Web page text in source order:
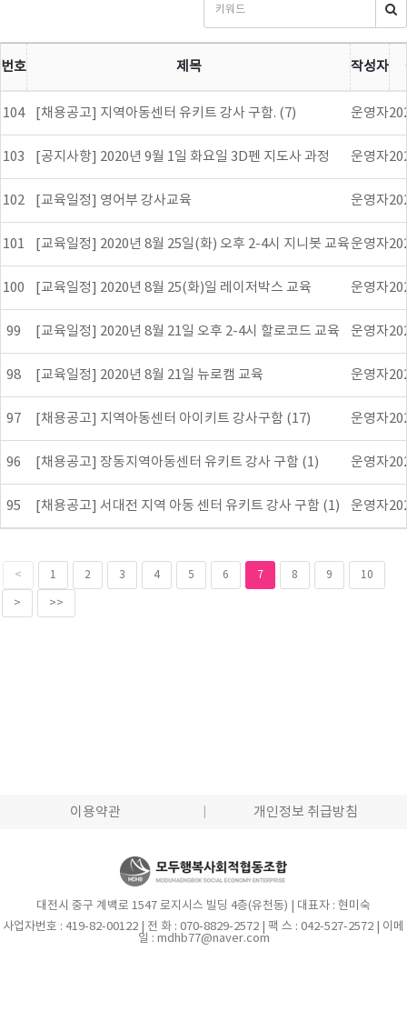
번호 제목 작성자
104 [채용공고] 지역아동센터 유키트 강사 구함. (7) 운영자
103 [공지사항] 2020년 9월 1일 화요일 3D펜 지도사 과정 운영자
102 [교육일정] 영어부 강사교육 운영자
101 [교육일정] 2020년 8월 25일(화) 오후 2-4시 지니봇 교육운영자
100 [교육일정] 2020년 8월 25(화)일 레이저박스 교육 운영자
99 [교육일정] 2020년 8월 21일 오후 2-4시 할로코드 교육 운영자
98 [교육일정] 2020년 8월 21일 뉴로캠 교육 운영자
97 [채용공고] 지역아동센터 아이키트 강사구함 (17) 운영자
96 [채용공고] 장동지역아동센터 유키트 강사 구함 (1) 운영자
95 [채용공고] 서대전 지역 아동 센터 유키트 강사 구함 (1) 운영자
< 1 2 3 4 5 6 7 8 9 10
> >>
이용약관 개인정보 취급방침
대전시 중구 계백로 1547 로지시스 빌딩 4층(유천동) | 대표자 : 현미숙
사업자번호 : 419-82-00122 | 전 화 : 070-8829-2572 | 팩 스 : 042-527-2572 | 이메
일 : mdhb77@naver.com